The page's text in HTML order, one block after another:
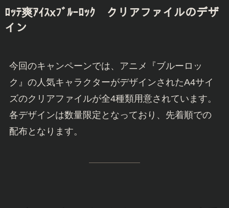
ﾛｯﾃ爽ｱｲｽxﾌﾞﾙｰﾛｯｸ
クリアファイルのデザ
イン
今回のキャンペーンでは、アニメ『ブルーロッ
ク』の人気キャラクターがデザインされたA4サイ
ズのクリアファイルが全4種類用意されています。
各デザインは数量限定となっており、先着順での
配布となります。